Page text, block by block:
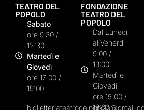
TEATRO DEL
POPOLO
Sabato
ore 9:30 /
12:30
Martedì e
Giovedì
ore 17:00 /
19:00
FONDAZIONE
TEATRO DEL
POPOLO
Dal Lunedì
al Venerdì
9:00 /
13:00
Martedì e
Giovedì
ore 15:00 /
18:00